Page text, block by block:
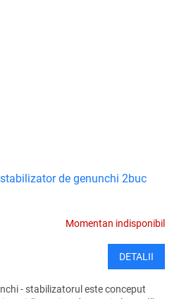
de genunchi 2buc
Momentan indisponibil
DETALII
- stabilizatorul este conceput